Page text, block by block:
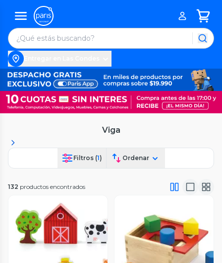
Viga
Filtros (1) Ordenar
132 productos encontrados